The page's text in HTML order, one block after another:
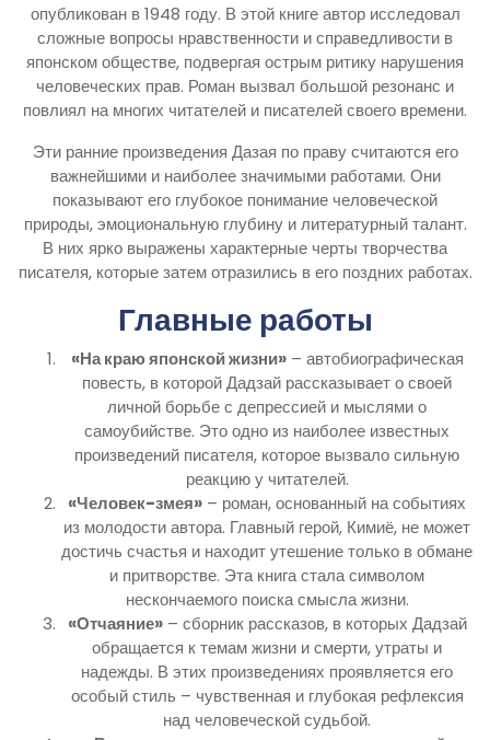
опубликован в 1948 году. В этой книге автор исследовал
сложные вопросы нравственности и справедливости в
японском обществе, подвергая острым ритику нарушения
человеческих прав. Роман вызвал большой резонанс и
повлиял на многих читателей и писателей своего времени.
Эти ранние произведения Дазая по праву считаются его
важнейшими и наиболее значимыми работами. Они
показывают его глубокое понимание человеческой
природы, эмоциональную глубину и литературный талант.
В них ярко выражены характерные черты творчества
писателя, которые затем отразились в его поздних работах.
Главные работы
«На краю японской жизни»– автобиографическая
повесть, в которой Дадзай рассказывает о своей
личной борьбе с депрессией и мыслями о
самоубийстве. Это одно из наиболее известных
произведений писателя, которое вызвало сильную
реакцию у читателей.
«Человек-змея» – роман, основанный на событиях
из молодости автора. Главный герой, Кимиё, не может
достичь счастья и находит утешение только в обмане
и притворстве. Эта книга стала символом
нескончаемого поиска смысла жизни.
«Отчаяние»– сборник рассказов, в которых Дадзай
обращается к темам жизни и смерти, утраты и
надежды. В этих произведениях проявляется его
особый стиль – чувственная и глубокая рефлексия
над человеческой судьбой.